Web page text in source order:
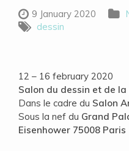
9 January 2020
dessin
12 – 16 february 2020
Salon du dessin et de la
Dans le cadre du Salon
Sous la nef du Grand
Eisenhower 75008 Paris